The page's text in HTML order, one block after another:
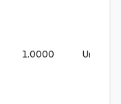
1.0000 Unidade